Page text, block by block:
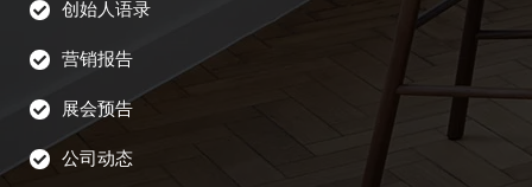
创始人语录
营销报告
展会预告
公司动态